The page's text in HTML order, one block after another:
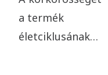
teremtsünk
érdekelt fél
a termék
életciklusának